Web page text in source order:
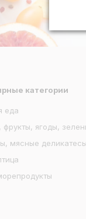
категории
еда
ягоды,
мясные деликатесы